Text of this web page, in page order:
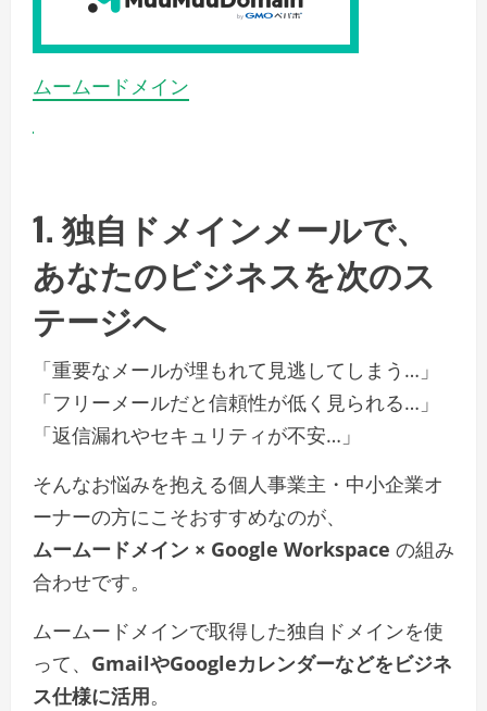
ムームードメイン
1. 独自ドメインメールで、
あなたのビジネスを次のス
テージへ
「重要なメールが埋もれて見逃してしまう…」
「フリーメールだと信頼性が低く見られる…」
「返信漏れやセキュリティが不安…」
そんなお悩みを抱える個人事業主・中小企業オ
ーナーの方にこそおすすめなのが、
ムームードメイン × Google Workspace の組み
合わせです。
ムームードメインで取得した独自ドメインを使
って、 GmailやGoogleカレンダーなどをビジネ
ス仕様に活用。